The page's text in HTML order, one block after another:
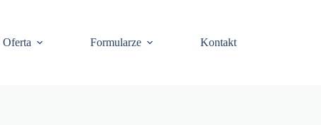
Oferta Formularze Kontakt